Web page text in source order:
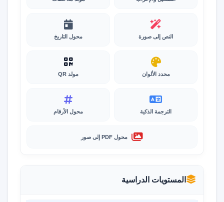
النص إلى صورة محول التاريخ
محدد الألوان مولد QR
الترجمة الذكية محول الأرقام
محول PDF إلى صور
المستويات الدراسية